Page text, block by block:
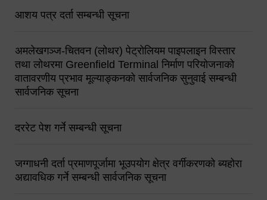
आशय पत्र दर्ता सम्बन्धी सूचना
अमलेखगञ्ज-चितवन (लोथर) पेट्रोलियम पाइपलाइन विस्तार
तथा लोथरमा Greenfield Terminal निर्माण परियोजनाको
वातावरणीय प्रभाव मूल्याङ्कनको सार्वजनिक सुनुवाई सम्बन्धी
सार्वजनिक सूचना
दररेट पेश गर्ने सम्बन्धी सूचना
जग्गाधनी दर्ता प्रमाणपूर्जामा भूउपयोग क्षेत्र वर्गीकरणको ब्यहोरा
अद्यावधिक गर्ने सम्बन्धी सार्वजनिक सूचना